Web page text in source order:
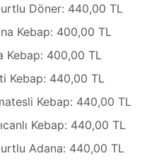
Döner: 440,00 TL
Kebap: 400,00 TL
Kebap: 400,00 TL
Kebap: 440,00 TL
Kebap: 440,00 TL
Kebap: 440,00 TL
Adana: 440,00 TL